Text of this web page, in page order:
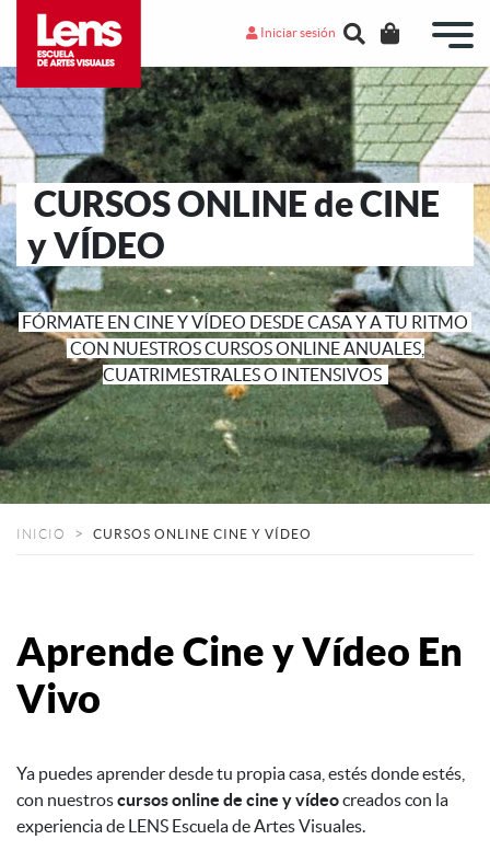
Iniciar sesión
CURSOS ONLINE de CINE
y VÍDEO
FÓRMATE EN CINE Y VÍDEO DESDE CASA Y A TU RITMO
CON NUESTROS CURSOS ONLINE ANUALES,
CUATRIMESTRALES O INTENSIVOS
INICIO CURSOS ONLINE CINE Y VÍDEO
Aprende Cine y Vídeo En
Vivo
Ya puedes aprender desde tu propia casa, estés donde estés,
con nuestroscursos online de cine y vídeocreados con la
experiencia de LENS Escuela de Artes Visuales.